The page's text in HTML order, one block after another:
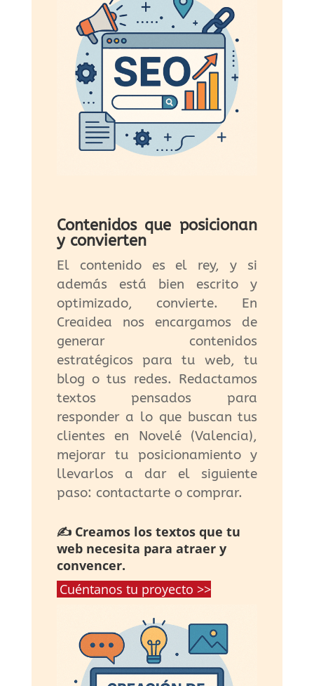
Contenidos que posicionan
y convierten
El contenido es el rey, y si
además está bien escrito y
optimizado, convierte. En
Creaidea nos encargamos de
generar contenidos
estratégicos para tu web, tu
blog o tus redes. Redactamos
textos pensados para
responder a lo que buscan tus
clientes en Novelé (Valencia),
mejorar tu posicionamiento y
llevarlos a dar el siguiente
paso: contactarte o comprar.
✍️ Creamos los textos que tu
web necesita para atraer y
convencer.
Cuéntanos tu proyecto >>